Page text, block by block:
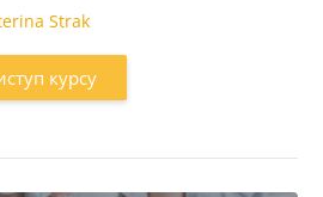
Strak
курсу